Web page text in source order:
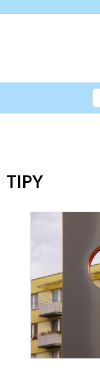
TIPY